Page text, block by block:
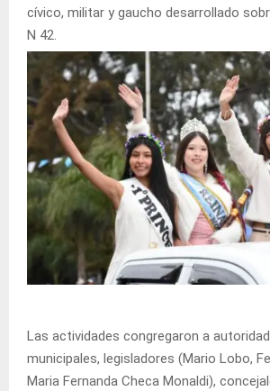
cívico, militar y gaucho desarrollado
N 42.
Las actividades congregaron a
municipales, legisladores (Mario Lobo,
Maria Fernanda Checa Monaldi),